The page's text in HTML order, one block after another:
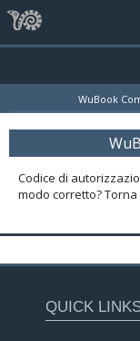
WuBook
Codice di
modo corretto?
QUICK